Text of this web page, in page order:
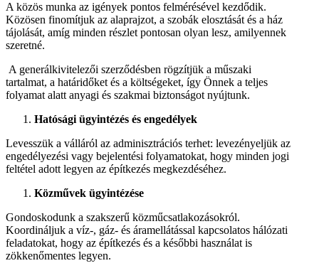
A közös munka az igények pontos felmérésével kezdődik.
Közösen finomítjuk az alaprajzot, a szobák elosztását és a ház
tájolását, amíg minden részlet pontosan olyan lesz, amilyennek
szeretné.
A generálkivitelezői szerződésben rögzítjük a műszaki
tartalmat, a határidőket és a költségeket, így Önnek a teljes
folyamat alatt anyagi és szakmai biztonságot nyújtunk.
Hatósági ügyintézés és engedélyek
Levesszük a válláról az adminisztrációs terhet: levezényeljük az
engedélyezési vagy bejelentési folyamatokat, hogy minden jogi
feltétel adott legyen az építkezés megkezdéséhez.
Közművek ügyintézése
Gondoskodunk a szakszerű közműcsatlakozásokról.
Koordináljuk a víz-, gáz- és áramellátással kapcsolatos hálózati
feladatokat, hogy az építkezés és a későbbi használat is
zökkenőmentes legyen.